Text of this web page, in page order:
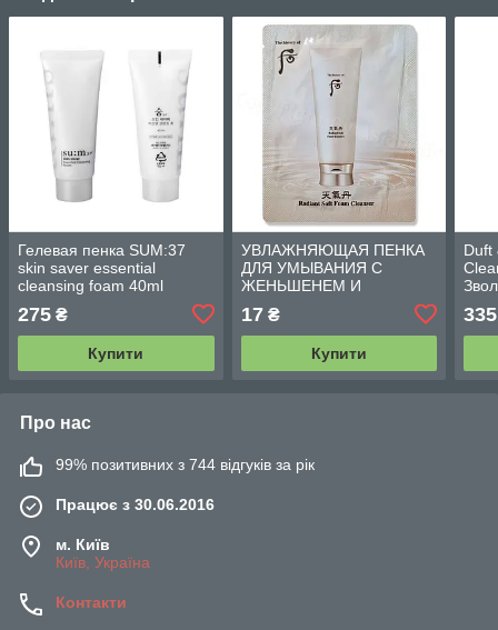
Гелевая пенка SUM:37
skin saver essential
cleansing foam 40ml
275 ₴
Купити
УВЛАЖНЯЮЩАЯ ПЕНКА
ДЛЯ УМЫВАНИЯ С
ЖЕНЬШЕНЕМ И
ЗОЛОТОМ THE HISTORY
OF WHOO CHEONGIDAN
RADIANT SOFT FOAM
CLEANSER
17₴
Купити
Duft
та
335
Про нас
99% позитивних з 744 відгуків за рік
Працює з 30.06.2016
м. Київ
Київ, Україна
Контакти